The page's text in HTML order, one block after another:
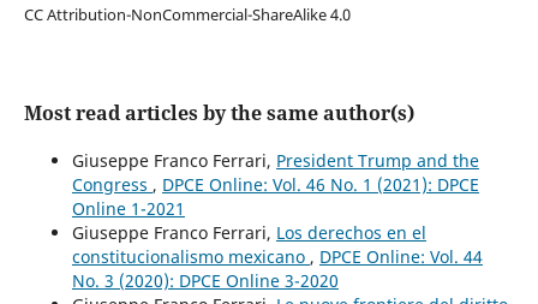
CC Attribution-NonCommercial-ShareAlike 4.0
Most read articles by the same author(s)
Giuseppe Franco Ferrari, President Trump and the
Congress , DPCE Online: Vol. 46 No. 1 (2021): DPCE
Online 1-2021
Giuseppe Franco Ferrari, Los derechos en el
constitucionalismo mexicano , DPCE Online: Vol. 44
No. 3 (2020): DPCE Online 3-2020